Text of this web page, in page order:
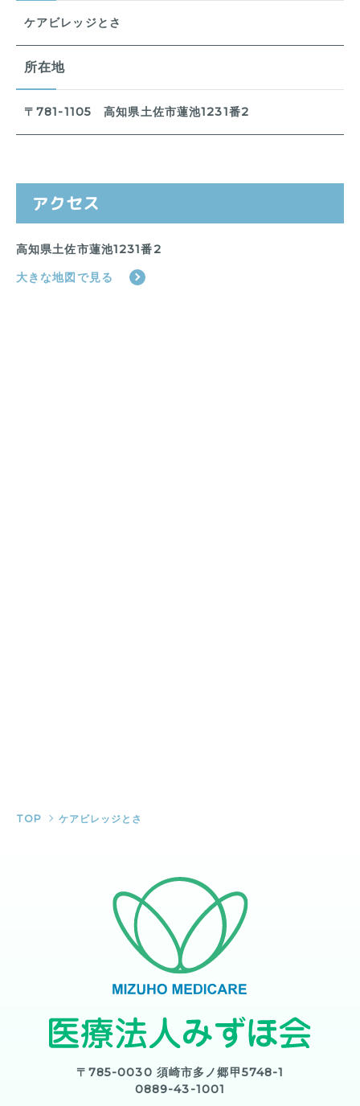
ケアビレッジとさ
所在地
〒781-1105 高知県土佐市蓮池1231番2
アクセス
高知県土佐市蓮池1231番2
大きな地図で見る
TOP ケアビレッジとさ
〒785-0030 須崎市多ノ郷甲5748-1
0889-43-1001